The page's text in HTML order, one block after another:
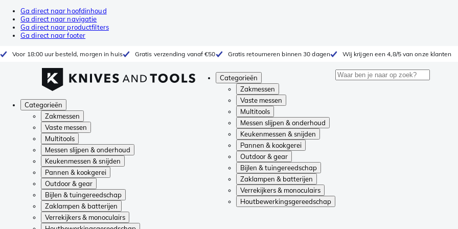
Ga direct naar hoofdinhoud
Ga direct naar navigatie
Ga direct naar productfilters
Ga direct naar footer
Voor 18:00 uur besteld, morgen in huis Gratis verzending vanaf €50 Gratis retourneren binnen 30 dagen Wij krijgen een 4,8/5 van onze klanten
Categorieën
Zakmessen
Vaste messen
Multitools
Messen slijpen & onderhoud
Keukenmessen & snijden
Pannen & kookgerei
Outdoor & gear
Bijlen & tuingereedschap
Zaklampen & batterijen
Verrekijkers & monoculairs
Houtbewerkingsgereedschap
Categorieën
Zakmessen
Vaste messen
Multitools
Messen slijpen & onderhoud
Keukenmessen & snijden
Pannen & kookgerei
Outdoor & gear
Bijlen & tuingereedschap
Zaklampen & batterijen
Verrekijkers & monoculairs